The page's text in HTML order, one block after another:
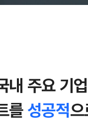
내 주요 기
를 성공적